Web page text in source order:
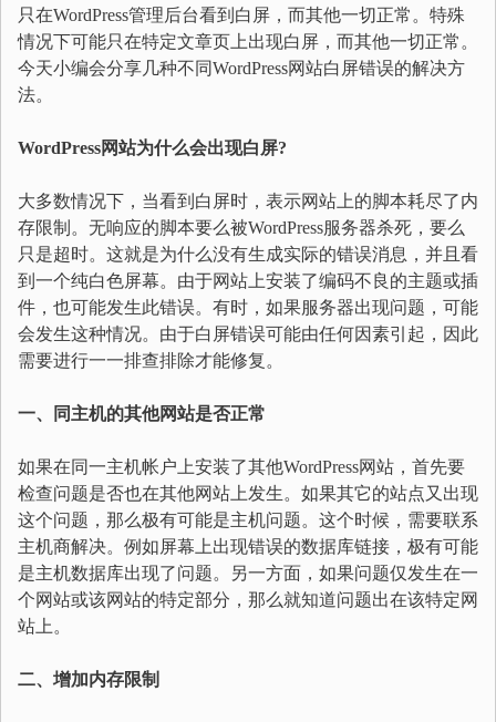
只在WordPress管理后台看到白屏，而其他一切正常。特殊
情况下可能只在特定文章页上出现白屏，而其他一切正常。
今天小编会分享几种不同WordPress网站白屏错误的解决方
法。
WordPress网站为什么会出现白屏?
大多数情况下，当看到白屏时，表示网站上的脚本耗尽了内
存限制。无响应的脚本要么被WordPress服务器杀死，要么
只是超时。这就是为什么没有生成实际的错误消息，并且看
到一个纯白色屏幕。由于网站上安装了编码不良的主题或插
件，也可能发生此错误。有时，如果服务器出现问题，可能
会发生这种情况。由于白屏错误可能由任何因素引起，因此
需要进行一一排查排除才能修复。
一、同主机的其他网站是否正常
如果在同一主机帐户上安装了其他WordPress网站，首先要
检查问题是否也在其他网站上发生。如果其它的站点又出现
这个问题，那么极有可能是主机问题。这个时候，需要联系
主机商解决。例如屏幕上出现错误的数据库链接，极有可能
是主机数据库出现了问题。另一方面，如果问题仅发生在一
个网站或该网站的特定部分，那么就知道问题出在该特定网
站上。
二、增加内存限制